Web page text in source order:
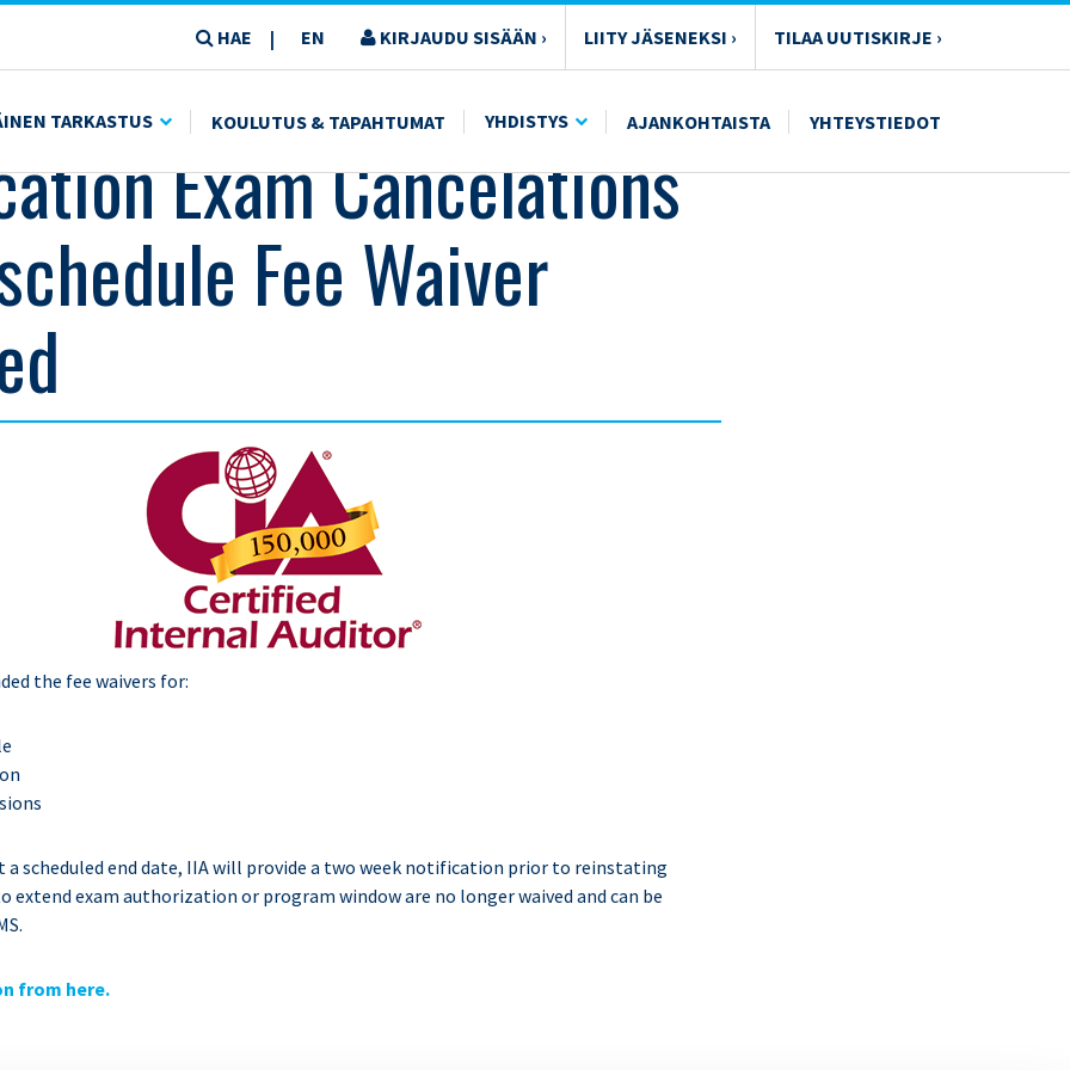
HAE | EN KIRJAUDU SISÄÄN › LIITY JÄSENEKSI › TILAA UUTISKIRJE ›
TARKASTUS KOULUTUS & TAPAHTUMAT YHDISTYS AJANKOHTAISTA YHTEYSTIEDOT
FEE WAIVER EXTENDED
Exam Cancelations
Fee Waiver
the fee waivers for:
a scheduled end date, IIA will provide a two week notification prior to reinstating
extend exam authorization or program window are no longer waived and can be
from here.